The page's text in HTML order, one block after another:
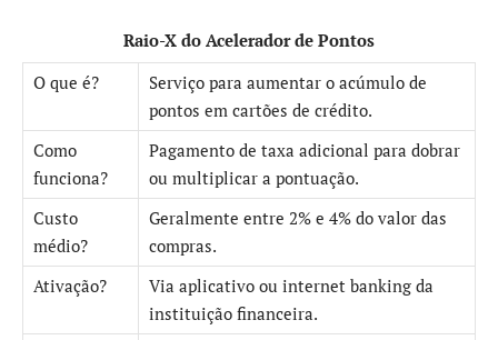
Raio-X do Acelerador de Pontos
O que é?
Serviço para aumentar o acúmulo de
pontos em cartões de crédito.
Como
funciona?
Pagamento de taxa adicional para dobrar
ou multiplicar a pontuação.
Custo
médio?
Geralmente entre 2% e 4% do valor das
compras.
Ativação?
Via aplicativo ou internet banking da
instituição financeira.